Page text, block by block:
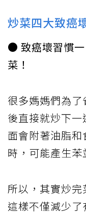
炒菜四大致癌
● 致癌壞習慣
菜！
很多媽媽們為
後直接就炒下
面會附著油脂
時，可能產生苯
所以，其實炒完
這樣不僅減少